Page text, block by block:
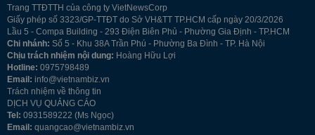
Trang TTĐTTH của công ty VietNewsCorp
Giấy phép số 3323/GP-TTĐT do Sở VH&TT TP.HCM cấp ngày 20/3/2026
Lầu 5 - Compa Building - 293 Điện Biên Phủ - Phường Gia Định - TP.HCM
Chi nhánh: Số 5 - Khu 38A Trần Phú - Phường Ba Đình - TP. Hà Nội
Chịu trách nhiệm nội dung: Hoàng Hữu Lợi
Hotline: 0975798489
Email: info@vietnambiz.vn
Trách nhiệm về thông tin
DỊCH VỤ QUẢNG CÁO
Tel: 0931589222 (Ms Ngọc)
Email: quangcao@vietnambiz.vn